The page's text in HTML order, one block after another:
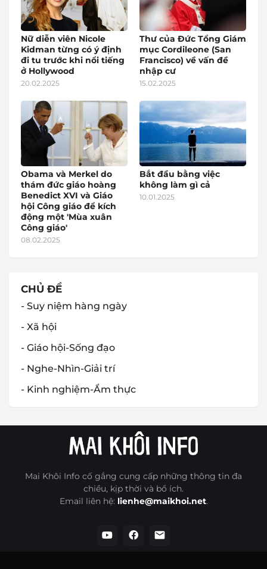
Nữ diễn viên Nicole
Kidman từng có ý định
đi tu trước khi nổi tiếng
ở Hollywood
20.02.2025
Thư của Đức Tổng Giám
mục Cordileone (San
Francisco) về vấn đề
nhập cư
15.02.2025
Obama và Merkel do
thám đức giáo hoàng
Benedict XVI và Giáo
hội Công giáo để kích
động một 'Mùa xuân
Công giáo'
08.02.2025
Bắt đầu bằng việc
không làm gì cả
10.01.2025
CHỦ ĐỀ
- Suy niệm hàng ngày
- Xã hội
- Giáo hội-Sống đạo
- Nghe-Nhìn-Giải trí
- Kinh nghiệm-Ẩm thực
Mai Khôi Info cố gắng cung cấp những thông tin đa
chiều, kịp thời và bổ ích.
Email liên hệ: lienhe@maikhoi.net.